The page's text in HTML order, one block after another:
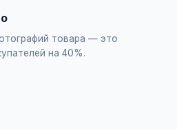
товара — это
на 40%.